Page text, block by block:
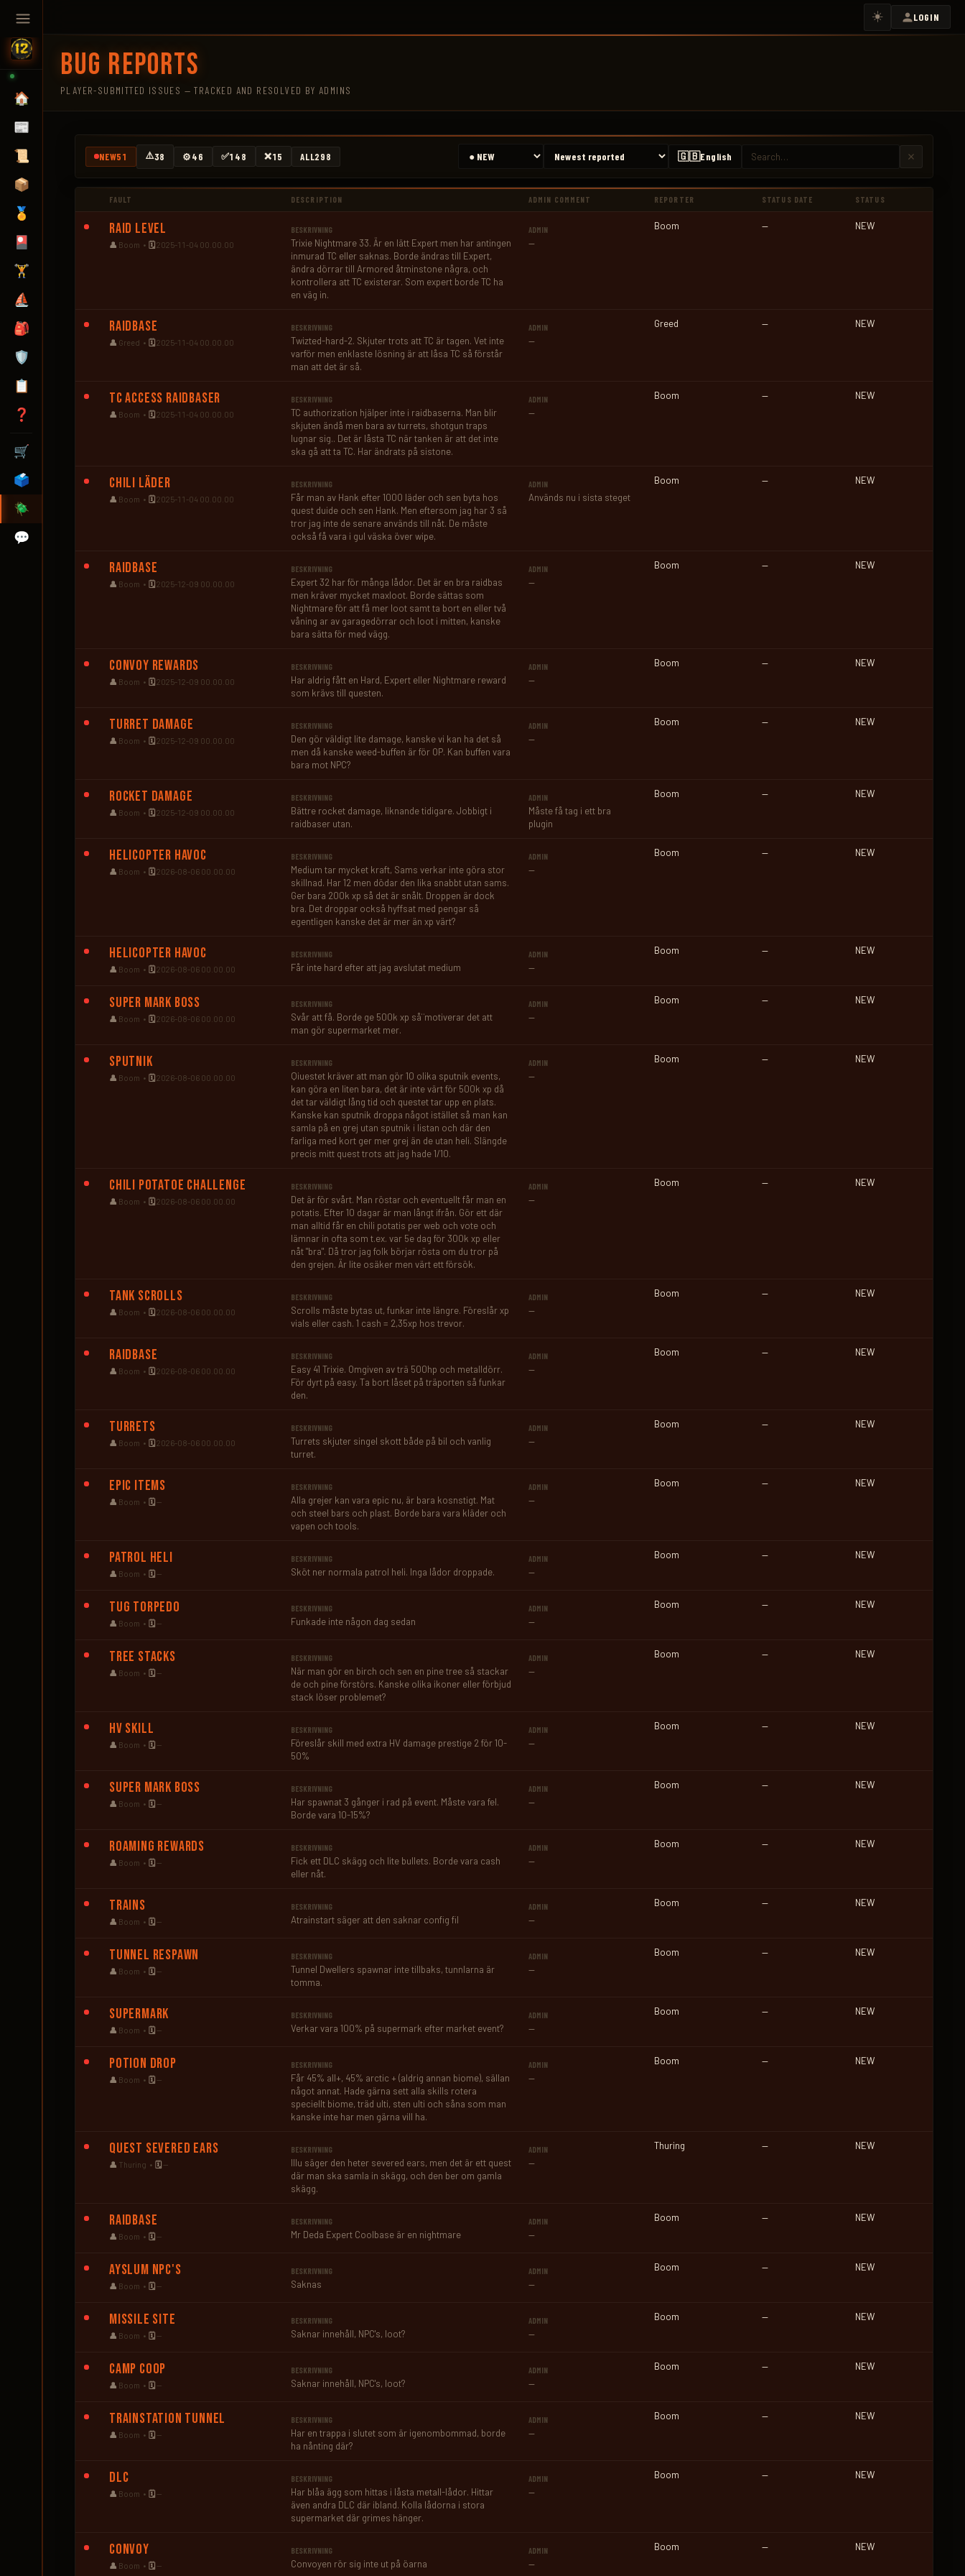
🏠
📰
📜
📦
🏅
🎴
🏋️
⛵
🎒
🛡️
📋
❓
🛒
🗳️
🪲
💬
☀️ LOGIN
Bug Reports
PLAYER-SUBMITTED ISSUES — TRACKED AND RESOLVED BY ADMINS
NEW51 ⚠️38 ⚙️46 ✅148 ❌15 ALL298 🇬🇧English
FAULT DESCRIPTION ADMIN COMMENT REPORTER STATUS DATE STATUS
Raid Level
👤 Boom • 🗓️2025-11-04 00.00.00
BESKRIVNING
Trixie Nightmare 33. Är en lätt Expert men har antingen
inmurad TC eller saknas. Borde ändras till Expert,
ändra dörrar till Armored åtminstone några, och
kontrollera att TC existerar. Som expert borde TC ha
en väg in.
ADMIN
—
Boom — NEW
Raidbase
👤 Greed • 🗓️2025-11-04 00.00.00
BESKRIVNING
Twizted-hard-2. Skjuter trots att TC är tagen. Vet inte
varför men enklaste lösning är att låsa TC så förstår
man att det är så.
ADMIN
—
Greed — NEW
TC access Raidbaser
👤 Boom • 🗓️2025-11-04 00.00.00
BESKRIVNING
TC authorization hjälper inte i raidbaserna. Man blir
skjuten ändå men bara av turrets, shotgun traps
lugnar sig.. Det är låsta TC när tanken är att det inte
ska gå att ta TC. Har ändrats på sistone.
ADMIN
—
Boom — NEW
Chili läder
👤 Boom • 🗓️2025-11-04 00.00.00
BESKRIVNING
Får man av Hank efter 1000 läder och sen byta hos
quest duide och sen Hank. Men eftersom jag har 3 så
tror jag inte de senare används till nåt. De måste
också få vara i gul väska över wipe.
ADMIN
Används nu i sista steget
Boom — NEW
Raidbase
👤 Boom • 🗓️2025-12-09 00.00.00
BESKRIVNING
Expert 32 har för många lådor. Det är en bra raidbas
men kräver mycket maxloot. Borde sättas som
Nightmare för att få mer loot samt ta bort en eller två
våning ar av garagedörrar och loot i mitten, kanske
bara sätta för med vägg.
ADMIN
—
Boom — NEW
Convoy Rewards
👤 Boom • 🗓️2025-12-09 00.00.00
BESKRIVNING
Har aldrig fått en Hard, Expert eller Nightmare reward
som krävs till questen.
ADMIN
—
Boom — NEW
Turret Damage
👤 Boom • 🗓️2025-12-09 00.00.00
BESKRIVNING
Den gör väldigt lite damage, kanske vi kan ha det så
men då kanske weed-buffen är för OP. Kan buffen vara
bara mot NPC?
ADMIN
—
Boom — NEW
Rocket Damage
👤 Boom • 🗓️2025-12-09 00.00.00
BESKRIVNING
Bättre rocket damage, liknande tidigare. Jobbigt i
raidbaser utan.
ADMIN
Måste få tag i ett bra
plugin
Boom — NEW
Helicopter Havoc
👤 Boom • 🗓️2026-08-06 00.00.00
BESKRIVNING
Medium tar mycket kraft, Sams verkar inte göra stor
skillnad. Har 12 men dödar den lika snabbt utan sams.
Ger bara 200k xp så det är snålt. Droppen är dock
bra. Det droppar också hyffsat med pengar så
egentligen kanske det är mer än xp värt?
ADMIN
—
Boom — NEW
Helicopter Havoc
👤 Boom • 🗓️2026-08-06 00.00.00
BESKRIVNING
Får inte hard efter att jag avslutat medium
ADMIN
—
Boom — NEW
Super Mark Boss
👤 Boom • 🗓️2026-08-06 00.00.00
BESKRIVNING
Svår att få. Borde ge 500k xp så¨motiverar det att
man gör supermarket mer.
ADMIN
—
Boom — NEW
Sputnik
👤 Boom • 🗓️2026-08-06 00.00.00
BESKRIVNING
Qiuestet kräver att man gör 10 olika sputnik events,
kan göra en liten bara, det är inte värt för 500k xp då
det tar väldigt lång tid och questet tar upp en plats.
Kanske kan sputnik droppa något istället så man kan
samla på en grej utan sputnik i listan och där den
farliga med kort ger mer grej än de utan heli. Slängde
precis mitt quest trots att jag hade 1/10.
ADMIN
—
Boom — NEW
Chili Potatoe Challenge
👤 Boom • 🗓️2026-08-06 00.00.00
BESKRIVNING
Det är för svårt. Man röstar och eventuellt får man en
potatis. Efter 10 dagar är man långt ifrån. Gör ett där
man alltid får en chili potatis per web och vote och
lämnar in ofta som t.ex. var 5e dag för 300k xp eller
nåt "bra". Då tror jag folk börjar rösta om du tror på
den grejen. Är lite osäker men värt ett försök.
ADMIN
—
Boom — NEW
Tank Scrolls
👤 Boom • 🗓️2026-08-06 00.00.00
BESKRIVNING
Scrolls måste bytas ut, funkar inte längre. Föreslår xp
vials eller cash. 1 cash = 2,35xp hos trevor.
ADMIN
—
Boom — NEW
Raidbase
👤 Boom • 🗓️2026-08-06 00.00.00
BESKRIVNING
Easy 41 Trixie. Omgiven av trä 500hp och metalldörr.
För dyrt på easy. Ta bort låset på träporten så funkar
den.
ADMIN
—
Boom — NEW
Turrets
👤 Boom • 🗓️2026-08-06 00.00.00
BESKRIVNING
Turrets skjuter singel skott både på bil och vanlig
turret.
ADMIN
—
Boom — NEW
Epic Items
👤 Boom • 🗓️ —
BESKRIVNING
Alla grejer kan vara epic nu, är bara kosnstigt. Mat
och steel bars och plast. Borde bara vara kläder och
vapen och tools.
ADMIN
—
Boom — NEW
Patrol Heli
👤 Boom • 🗓️ —
BESKRIVNING
Sköt ner normala patrol heli. Inga lådor droppade.
ADMIN
—
Boom — NEW
Tug Torpedo
👤 Boom • 🗓️ —
BESKRIVNING
Funkade inte någon dag sedan
ADMIN
—
Boom — NEW
Tree Stacks
👤 Boom • 🗓️ —
BESKRIVNING
När man gör en birch och sen en pine tree så stackar
de och pine förstörs. Kanske olika ikoner eller förbjud
stack löser problemet?
ADMIN
—
Boom — NEW
HV Skill
👤 Boom • 🗓️ —
BESKRIVNING
Föreslår skill med extra HV damage prestige 2 för 10-
50%
ADMIN
—
Boom — NEW
Super Mark Boss
👤 Boom • 🗓️ —
BESKRIVNING
Har spawnat 3 gånger i rad på event. Måste vara fel.
Borde vara 10-15%?
ADMIN
—
Boom — NEW
Roaming Rewards
👤 Boom • 🗓️ —
BESKRIVNING
Fick ett DLC skägg och lite bullets. Borde vara cash
eller nåt.
ADMIN
—
Boom — NEW
Trains
👤 Boom • 🗓️ —
BESKRIVNING
Atrainstart säger att den saknar config fil
ADMIN
—
Boom — NEW
Tunnel Respawn
👤 Boom • 🗓️ —
BESKRIVNING
Tunnel Dwellers spawnar inte tillbaks, tunnlarna är
tomma.
ADMIN
—
Boom — NEW
Supermark
👤 Boom • 🗓️ —
BESKRIVNING
Verkar vara 100% på supermark efter market event?
ADMIN
—
Boom — NEW
Potion Drop
👤 Boom • 🗓️ —
BESKRIVNING
Får 45% all+, 45% arctic + (aldrig annan biome), sällan
något annat. Hade gärna sett alla skills rotera
speciellt biome, träd ulti, sten ulti och såna som man
kanske inte har men gärna vill ha.
ADMIN
—
Boom — NEW
Quest Severed Ears
👤 Thuring • 🗓️ —
BESKRIVNING
Illu säger den heter severed ears, men det är ett quest
där man ska samla in skägg, och den ber om gamla
skägg.
ADMIN
—
Thuring — NEW
Raidbase
👤 Boom • 🗓️ —
BESKRIVNING
Mr Deda Expert Coolbase är en nightmare
ADMIN
—
Boom — NEW
Ayslum NPC's
👤 Boom • 🗓️ —
BESKRIVNING
Saknas
ADMIN
—
Boom — NEW
Missile Site
👤 Boom • 🗓️ —
BESKRIVNING
Saknar innehåll, NPC's, loot?
ADMIN
—
Boom — NEW
Camp Coop
👤 Boom • 🗓️ —
BESKRIVNING
Saknar innehåll, NPC's, loot?
ADMIN
—
Boom — NEW
Trainstation Tunnel
👤 Boom • 🗓️ —
BESKRIVNING
Har en trappa i slutet som är igenombommad, borde
ha nånting där?
ADMIN
—
Boom — NEW
DLC
👤 Boom • 🗓️ —
BESKRIVNING
Har blåa ägg som hittas i låsta metall-lådor. Hittar
även andra DLC där ibland. Kolla lådorna i stora
supermarket där grimes hänger.
ADMIN
—
Boom — NEW
Convoy
👤 Boom • 🗓️ —
BESKRIVNING
Convoyen rör sig inte ut på öarna
ADMIN
—
Boom — NEW